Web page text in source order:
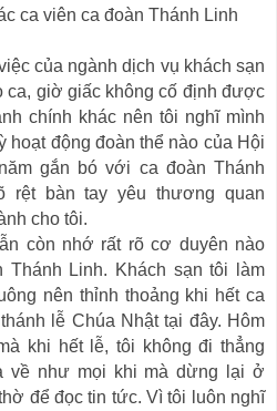
ca viên ca đoàn Thánh Linh
của ngành dịch vụ khách sạn
ca, giờ giấc không cố định được
chính khác nên tôi nghĩ mình
hoạt động đoàn thể nào của Hội
gắn bó với ca đoàn Thánh
rệt bàn tay yêu thương quan
cho tôi.
còn nhớ rất rõ cơ duyên nào
Linh. Khách sạn tôi làm
nên thỉnh thoảng khi hết ca
lễ Chúa Nhật tại đây. Hôm
khi hết lễ, tôi không đi thẳng
về như mọi khi mà dừng lại ở
để đọc tin tức. Vì tôi luôn nghĩ